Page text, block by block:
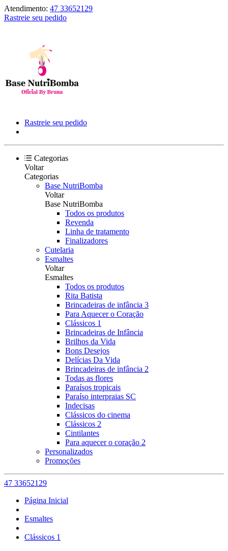
Atendimento: 47 33652129
Rastreie seu pedido
Rastreie seu pedido
Categorias
Voltar
Categorias
Base NutriBomba
Voltar
Base NutriBomba
Todos os produtos
Revenda
Linha de tratamento
Finalizadores
Cutelaria
Esmaltes
Voltar
Esmaltes
Todos os produtos
Rita Batista
Brincadeiras de infância 3
Para Aquecer o Coração
Clássicos 1
Brincadeiras de Infância
Brilhos da Vida
Bons Desejos
Delícias Da Vida
Brincadeiras de infância 2
Todas as flores
Paraísos tropicais
Paraíso interpraias SC
Indecisas
Clássicos do cinema
Clássicos 2
Cintilantes
Para aquecer o coração 2
Personalizados
Promoções
47 33652129
Página Inicial
Esmaltes
Clássicos 1